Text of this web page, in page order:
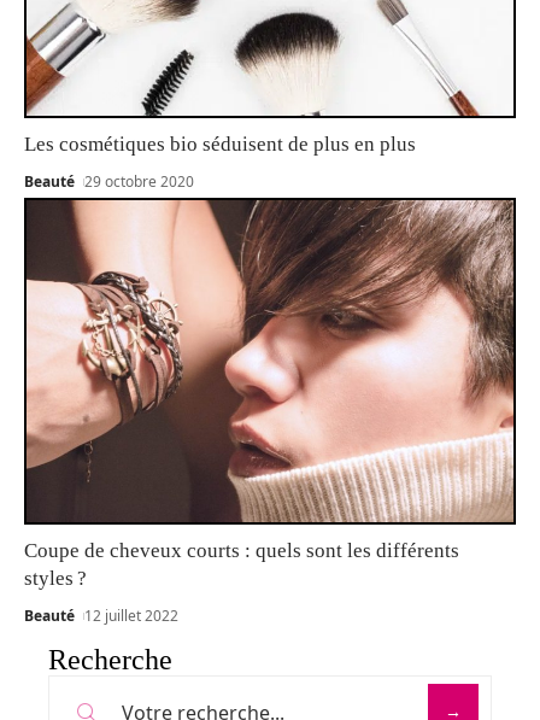
Les cosmétiques bio séduisent de plus en plus
Beauté 29 octobre 2020
Coupe de cheveux courts : quels sont les différents
styles ?
Beauté 12 juillet 2022
Recherche